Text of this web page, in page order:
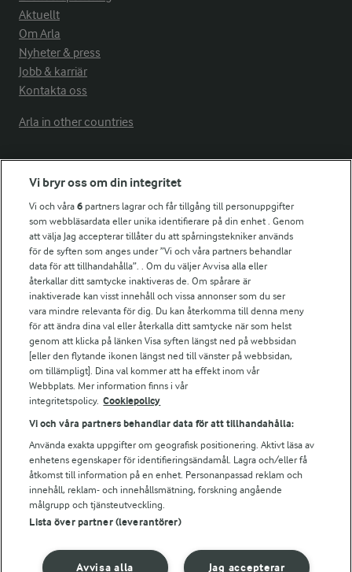
Aktuellt
Om Arla
Nyheter & press
Jobb & karriär
Kontakta oss
Arla in other countries
Fler Arlasajter
För ägare
Arlas kundportal
Arla.com
Falbygdens Ost
Arla webbshop
Bildbank
Följ oss
© 2026 Arla Foods
Vi bryr oss om din integritet
Vi och våra6 partners lagrar och får tillgång till personuppgifter
som webbläsardata eller unika identifierare på din enhet . Genom
att välja Jag accepterar tillåter du att spårningstekniker används
för de syften som anges under ”Vi och våra partners behandlar
data för att tillhandahålla”. . Om du väljer Avvisa alla eller
återkallar ditt samtycke inaktiveras de. Om spårare är
inaktiverade kan visst innehåll och vissa annonser som du ser
vara mindre relevanta för dig. Du kan återkomma till denna meny
för att ändra dina val eller återkalla ditt samtycke när som helst
genom att klicka på länken Visa syften längst ned på webbsidan
[eller den flytande ikonen längst ned till vänster på webbsidan,
om tillämpligt]. Dina val kommer att ha effekt inom vår
Webbplats. Mer information finns i vår
integritetspolicy. Cookiepolicy
Vi och våra partners behandlar data för att tillhandahålla:
Använda exakta uppgifter om geografisk positionering. Aktivt läsa av
enhetens egenskaper för identifieringsändamål. Lagra och/eller få
åtkomst till information på en enhet. Personanpassad reklam och
innehåll, reklam- och innehållsmätning, forskning angående
målgrupp och tjänsteutveckling.
Lista över partner (leverantörer)
Jag accepterar
Avvisa alla